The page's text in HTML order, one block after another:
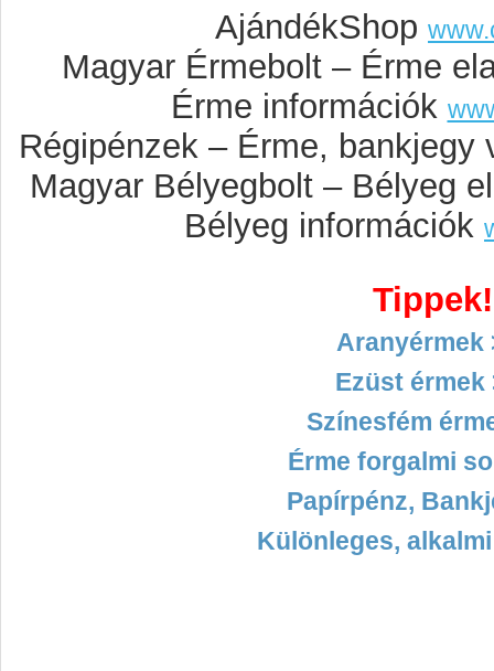
AjándékShop
Magyar Érmebolt – Érme
Érme információk
Régipénzek – Érme,
Magyar Bélyegbolt – Bélyeg
Bélyeg információk
Tippek!
Aranyérmek
Ezüst érmek
Színesfém
Érme forgalmi
Papírpénz,
Különleges,